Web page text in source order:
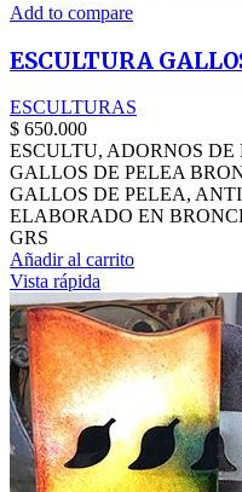
Add to compare
ESCULTURA
ESCULTURAS
$ 650.000
ESCULTU, ADORNOS
GALLOS DE PELEA
GALLOS DE PELEA,
ELABORADO EN
GRS
Añadir al carrito
Vista rápida